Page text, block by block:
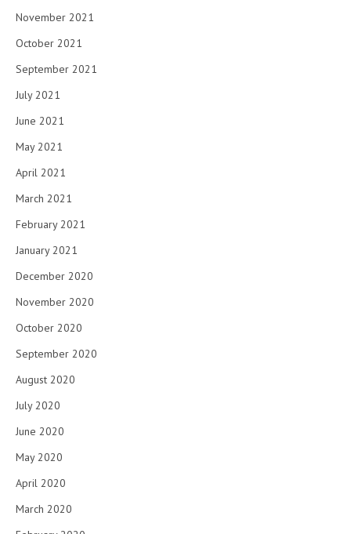
November 2021
October 2021
September 2021
July 2021
June 2021
May 2021
April 2021
March 2021
February 2021
January 2021
December 2020
November 2020
October 2020
September 2020
August 2020
July 2020
June 2020
May 2020
April 2020
March 2020